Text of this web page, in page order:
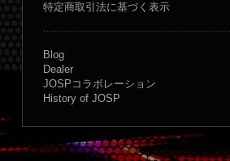
特定商取引法に基づく表示
Blog
Dealer
JOSPコラボレーション
History of JOSP